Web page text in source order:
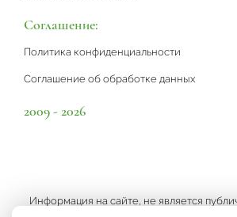
Соглашение:
Политика конфиденциальности
Соглашение об обработке данных
2009 - 2026
Информация на сайте, не является